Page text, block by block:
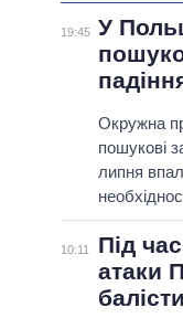
19:45 У
Окружна
пошукові
липня
10:11
Під
атаки